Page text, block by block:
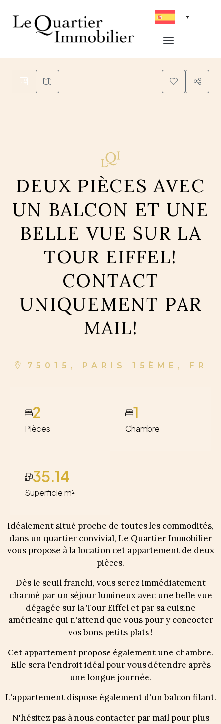
DEUX PIÈCES AVEC
UN BALCON ET UNE
BELLE VUE SUR LA
TOUR EIFFEL!
CONTACT
UNIQUEMENT PAR
MAIL!
75015, PARIS 15ÈME, FR
Idéalement situé proche de toutes les commodités,
dans un quartier convivial, Le Quartier Immobilier
vous propose à la location cet appartement de deux
pièces.
Dès le seuil franchi, vous serez immédiatement
charmé par un séjour lumineux avec une belle vue
dégagée sur la Tour Eiffel et par sa cuisine
américaine qui n'attend que vous pour y concocter
vos bons petits plats !
Cet appartement propose également une chambre.
Elle sera l'endroit idéal pour vous détendre après
une longue journée.
L'appartement dispose également d'un balcon filant.
N'hésitez pas à nous contacter par mail pour plus
Pièces
2
Chambre
1
Superficie m²
35.14